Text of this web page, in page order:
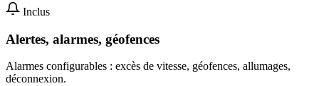
Inclus
Alertes, alarmes, géofences
Alarmes configurables : excès de vitesse, géofences, allumages,
déconnexion.